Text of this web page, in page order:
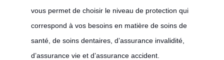
vous permet de choisir le niveau de protection qui
correspond à vos besoins en matière de soins de
santé, de soins dentaires, d’assurance invalidité,
d’assurance vie et d’assurance accident.